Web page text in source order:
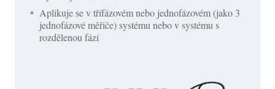
Aplikuje se v třífázovém nebo jednofázovém (jako 3
jednofázové měřiče) systému nebo v systému s
rozdělenou fází